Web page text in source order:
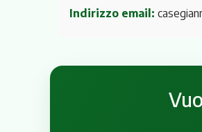
Indirizzo email: